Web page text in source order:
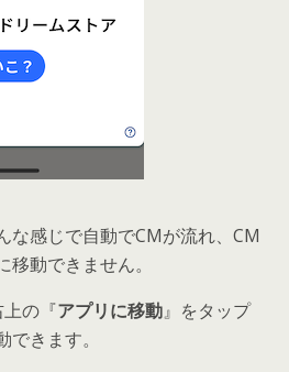
な感じで自動でCMが流れ、CM
動できません。
の『アプリに移動』をタップ
きます。